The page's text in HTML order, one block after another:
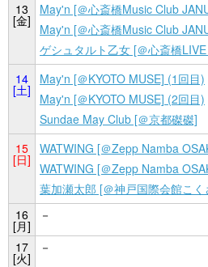
13
[金]
May'n [＠心斎橋Music Club
May'n [＠心斎橋Music Club
ゲシュタルト乙女 [＠心斎橋
14
[土]
May'n [＠KYOTO MUSE] (1回目)
May'n [＠KYOTO MUSE] (2回目)
Sundae May Club [＠京都磔磔]
15
[日]
WATWING [＠Zepp Namba
WATWING [＠Zepp Namba
葉加瀬太郎 [＠神戸国際会館こ
16
[月]
－
17
[火]
－